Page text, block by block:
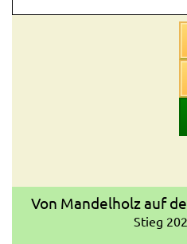
Von Mandelholz auf
Stieg